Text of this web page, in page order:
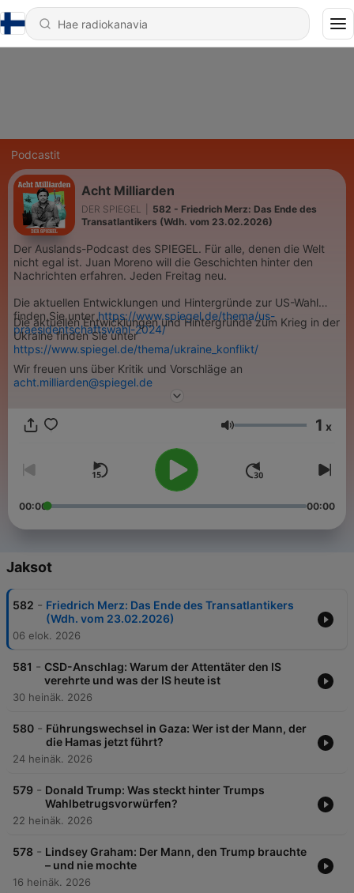
Podcastit
Acht Milliarden
DER SPIEGEL
582 - Friedrich Merz: Das Ende des
Transatlantikers (Wdh. vom 23.02.2026)
Der Auslands-Podcast des SPIEGEL. Für alle, denen die Welt
nicht egal ist. Juan Moreno will die Geschichten hinter den
Nachrichten erfahren. Jeden Freitag neu.
Die aktuellen Entwicklungen und Hintergründe zur US-Wahl
finden Sie unterhttps://www.spiegel.de/thema/us-
praesidentschaftswahl-2024/
Die aktuellen Entwicklungen und Hintergründe zum Krieg in der
Ukraine finden Sie unter
https://www.spiegel.de/thema/ukraine_konflikt/
Wir freuen uns über Kritik und Vorschläge an
acht.milliarden@spiegel.de
Äänenvoimakkuus
1 x
00:00 00:00
Jaksot
582 - Friedrich Merz: Das Ende des Transatlantikers
(Wdh. vom 23.02.2026)
06 elok. 2026
581 - CSD-Anschlag: Warum der Attentäter den IS
verehrte und was der IS heute ist
30 heinäk. 2026
580 - Führungswechsel in Gaza: Wer ist der Mann, der
die Hamas jetzt führt?
24 heinäk. 2026
579 - Donald Trump: Was steckt hinter Trumps
Wahlbetrugsvorwürfen?
22 heinäk. 2026
578 - Lindsey Graham: Der Mann, den Trump brauchte
– und nie mochte
16 heinäk. 2026